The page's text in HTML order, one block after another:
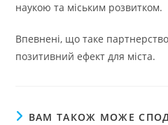
наукою та міським розвитком.
Впевнені, що таке
позитивний ефект для міста.
ВАМ ТАКОЖ МОЖЕ